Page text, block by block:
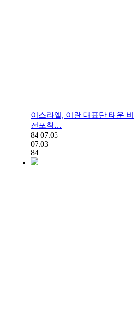
이스라엘, 이란 대표단 태운
전포착…
84 07.03
07.03
84